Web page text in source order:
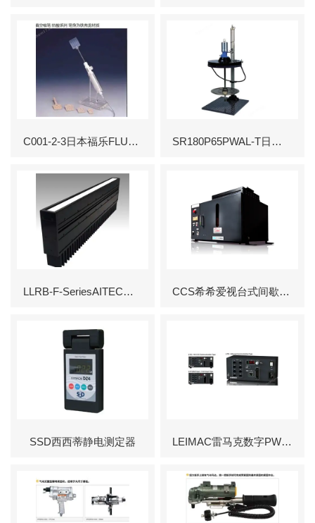
C001-2-3日本福乐FLUORO真空吸笔头 SR180P65PWAL-T日本雅玛达YAMADA气动往复泵
LLRB-F-SeriesAITEC艾泰克超高亮度直线照明/江西欣罡科技 CCS希希爱视台式间歇式UV-LED照射装置
SSD西西蒂静电测定器 LEIMAC雷马克数字PWM照明控制器